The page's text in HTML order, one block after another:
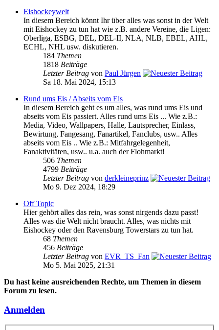
Eishockeywelt
In diesem Bereich könnt Ihr über alles was sonst in der Welt
mit Eishockey zu tun hat wie z.B. andere Vereine, die Ligen:
Oberliga, ESBG, DEL, DEL-II, NLA, NLB, EBEL, AHL,
ECHL, NHL usw. diskutieren.
184 Themen
1818 Beiträge
Letzter Beitrag von Paul Jürgen
Sa 18. Mai 2024, 15:13
Rund ums Eis / Abseits vom Eis
In diesem Bereich geht es um alles, was rund ums Eis und
abseits vom Eis passiert. Alles rund ums Eis ... Wie z.B.:
Media, Video, Wallpapers, Halle, Lautsprecher, Einlass,
Bewirtung, Fangesang, Fanartikel, Fanclubs, usw.. Alles
abseits vom Eis .. Wie z.B.: Mitfahrgelegenheit,
Fanaktivitäten, usw.. u.a. auch der Flohmarkt!
506 Themen
4799 Beiträge
Letzter Beitrag von derkleineprinz
Mo 9. Dez 2024, 18:29
Off Topic
Hier gehört alles das rein, was sonst nirgends dazu passt!
Alles was die Welt nicht braucht. Alles, was nichts mit
Eishockey oder den Ravensburg Towerstars zu tun hat.
68 Themen
456 Beiträge
Letzter Beitrag von EVR_TS_Fan
Mo 5. Mai 2025, 21:31
Du hast keine ausreichenden Rechte, um Themen in diesem
Forum zu lesen.
Anmelden